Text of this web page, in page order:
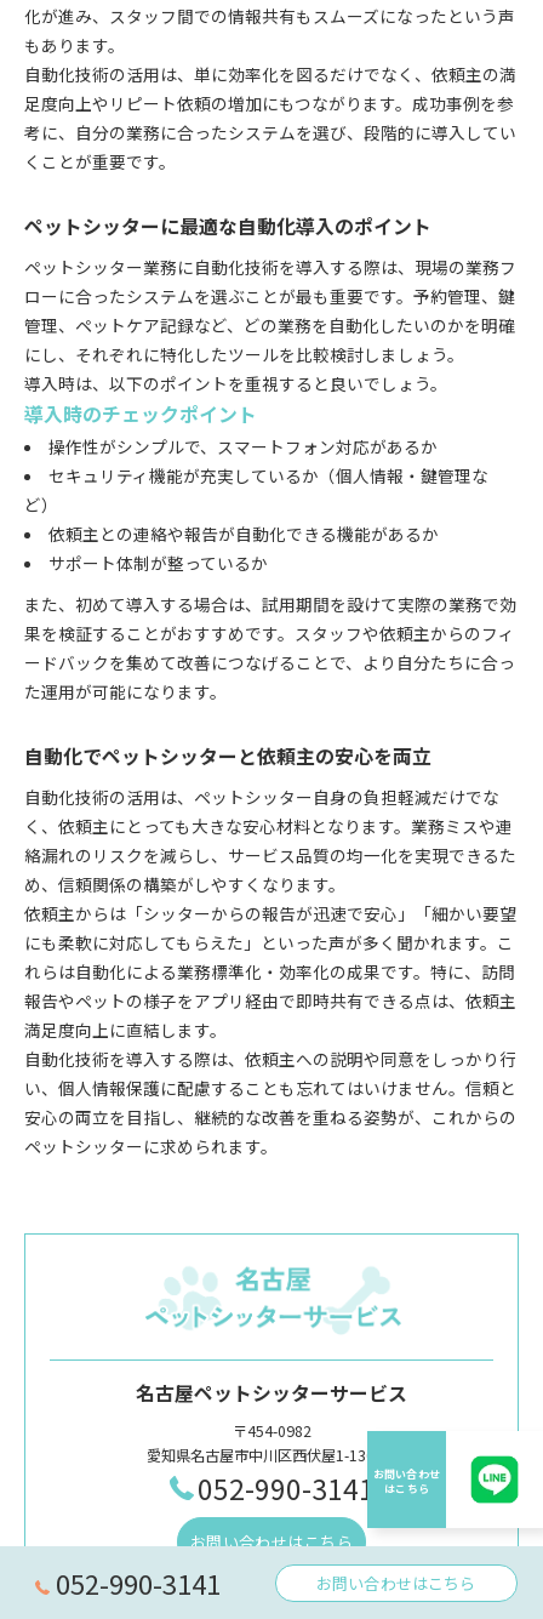
化が進み、スタッフ間での情報共有もスムーズになったという声
もあります。
自動化技術の活用は、単に効率化を図るだけでなく、依頼主の満
足度向上やリピート依頼の増加にもつながります。成功事例を参
考に、自分の業務に合ったシステムを選び、段階的に導入してい
くことが重要です。
ペットシッターに最適な自動化導入のポイント
ペットシッター業務に自動化技術を導入する際は、現場の業務フ
ローに合ったシステムを選ぶことが最も重要です。予約管理、鍵
管理、ペットケア記録など、どの業務を自動化したいのかを明確
にし、それぞれに特化したツールを比較検討しましょう。
導入時は、以下のポイントを重視すると良いでしょう。
導入時のチェックポイント
操作性がシンプルで、スマートフォン対応があるか
セキュリティ機能が充実しているか（個人情報・鍵管理な
ど）
依頼主との連絡や報告が自動化できる機能があるか
サポート体制が整っているか
また、初めて導入する場合は、試用期間を設けて実際の業務で効
果を検証することがおすすめです。スタッフや依頼主からのフィ
ードバックを集めて改善につなげることで、より自分たちに合っ
た運用が可能になります。
自動化でペットシッターと依頼主の安心を両立
自動化技術の活用は、ペットシッター自身の負担軽減だけでな
く、依頼主にとっても大きな安心材料となります。業務ミスや連
絡漏れのリスクを減らし、サービス品質の均一化を実現できるた
め、信頼関係の構築がしやすくなります。
依頼主からは「シッターからの報告が迅速で安心」「細かい要望
にも柔軟に対応してもらえた」といった声が多く聞かれます。こ
れらは自動化による業務標準化・効率化の成果です。特に、訪問
報告やペットの様子をアプリ経由で即時共有できる点は、依頼主
満足度向上に直結します。
自動化技術を導入する際は、依頼主への説明や同意をしっかり行
い、個人情報保護に配慮することも忘れてはいけません。信頼と
安心の両立を目指し、継続的な改善を重ねる姿勢が、これからの
ペットシッターに求められます。
名古屋ペットシッターサービス
〒454-0982
愛知県名古屋市中川区西伏屋1-1302-7
052-990-3141
お問い合わせはこちら
052-990-3141 お問い合わせはこちら